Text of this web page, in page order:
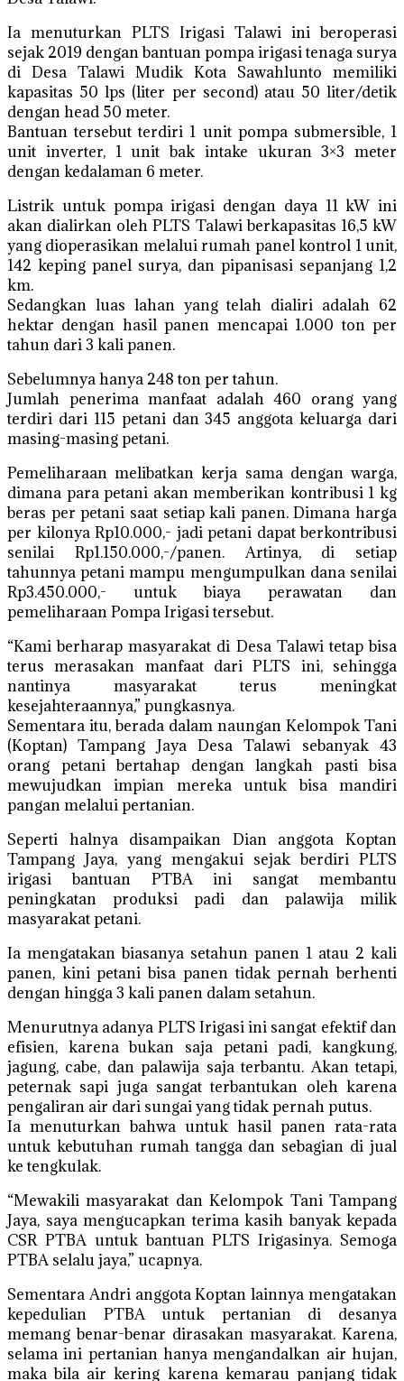
Ia menuturkan PLTS Irigasi Talawi ini beroperasi
sejak 2019 dengan bantuan pompa irigasi tenaga surya
di Desa Talawi Mudik Kota Sawahlunto memiliki
kapasitas 50 lps (liter per second) atau 50 liter/detik
dengan head 50 meter.
Bantuan tersebut terdiri 1 unit pompa submersible, 1
unit inverter, 1 unit bak intake ukuran 3×3 meter
dengan kedalaman 6 meter.
Listrik untuk pompa irigasi dengan daya 11 kW ini
akan dialirkan oleh PLTS Talawi berkapasitas 16,5 kW
yang dioperasikan melalui rumah panel kontrol 1 unit,
142 keping panel surya, dan pipanisasi sepanjang 1,2
km.
Sedangkan luas lahan yang telah dialiri adalah 62
hektar dengan hasil panen mencapai 1.000 ton per
tahun dari 3 kali panen.
Sebelumnya hanya 248 ton per tahun.
Jumlah penerima manfaat adalah 460 orang yang
terdiri dari 115 petani dan 345 anggota keluarga dari
masing-masing petani.
Pemeliharaan melibatkan kerja sama dengan warga,
dimana para petani akan memberikan kontribusi 1 kg
beras per petani saat setiap kali panen. Dimana harga
per kilonya Rp10.000,- jadi petani dapat berkontribusi
senilai Rp1.150.000,-/panen. Artinya, di setiap
tahunnya petani mampu mengumpulkan dana senilai
Rp3.450.000,- untuk biaya perawatan dan
pemeliharaan Pompa Irigasi tersebut.
“Kami berharap masyarakat di Desa Talawi tetap bisa
terus merasakan manfaat dari PLTS ini, sehingga
nantinya masyarakat terus meningkat
kesejahteraannya,” pungkasnya.
Sementara itu, berada dalam naungan Kelompok Tani
(Koptan) Tampang Jaya Desa Talawi sebanyak 43
orang petani bertahap dengan langkah pasti bisa
mewujudkan impian mereka untuk bisa mandiri
pangan melalui pertanian.
Seperti halnya disampaikan Dian anggota Koptan
Tampang Jaya, yang mengakui sejak berdiri PLTS
irigasi bantuan PTBA ini sangat membantu
peningkatan produksi padi dan palawija milik
masyarakat petani.
Ia mengatakan biasanya setahun panen 1 atau 2 kali
panen, kini petani bisa panen tidak pernah berhenti
dengan hingga 3 kali panen dalam setahun.
Menurutnya adanya PLTS Irigasi ini sangat efektif dan
efisien, karena bukan saja petani padi, kangkung,
jagung, cabe, dan palawija saja terbantu. Akan tetapi,
peternak sapi juga sangat terbantukan oleh karena
pengaliran air dari sungai yang tidak pernah putus.
Ia menuturkan bahwa untuk hasil panen rata-rata
untuk kebutuhan rumah tangga dan sebagian di jual
ke tengkulak.
“Mewakili masyarakat dan Kelompok Tani Tampang
Jaya, saya mengucapkan terima kasih banyak kepada
CSR PTBA untuk bantuan PLTS Irigasinya. Semoga
PTBA selalu jaya,” ucapnya.
Sementara Andri anggota Koptan lainnya mengatakan
kepedulian PTBA untuk pertanian di desanya
memang benar-benar dirasakan masyarakat. Karena,
selama ini pertanian hanya mengandalkan air hujan,
maka bila air kering karena kemarau panjang tidak